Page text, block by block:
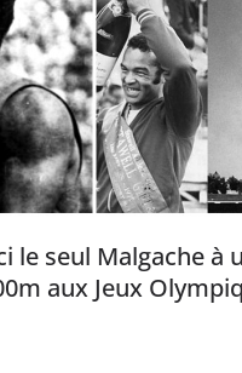
le seul Malgache à
aux Jeux